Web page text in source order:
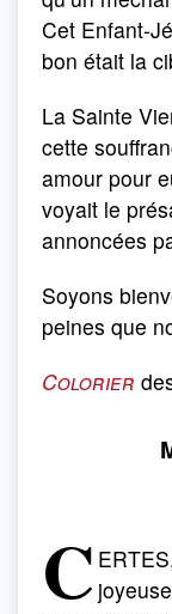
Cet Enfant-
bon était la
La Sainte
cette
amour pour
voyait le
annoncées
Soyons
peines que
Colorier
C